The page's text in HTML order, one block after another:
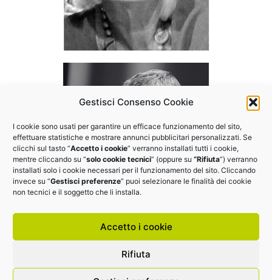
Gestisci Consenso Cookie
I cookie sono usati per garantire un efficace funzionamento del sito,
effettuare statistiche e mostrare annunci pubblicitari personalizzati. Se
clicchi sul tasto “Accetto i cookie” verranno installati tutti i cookie,
mentre cliccando su “solo cookie tecnici” (oppure su “Rifiuta”) verranno
installati solo i cookie necessari per il funzionamento del sito. Cliccando
invece su “Gestisci preferenze” puoi selezionare le finalità dei cookie
non tecnici e il soggetto che li installa.
Accetto i cookie
Rifiuta